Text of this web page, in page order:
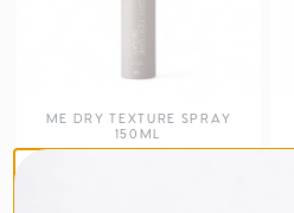
ME DRY TEXTURE SPRAY
150ML